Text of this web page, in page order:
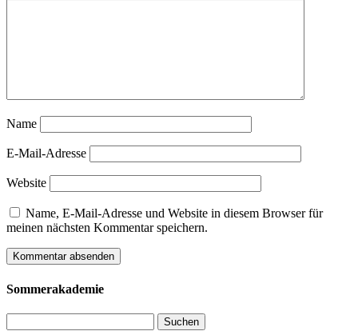
Name
E-Mail-Adresse
Website
Name, E-Mail-Adresse und Website in diesem Browser für
meinen nächsten Kommentar speichern.
Sommerakademie